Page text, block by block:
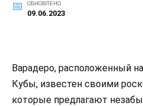
ОБНОВЛЕНО
09.06.2023
Варадеро, расположенный
Кубы, известен своими
которые предлагают